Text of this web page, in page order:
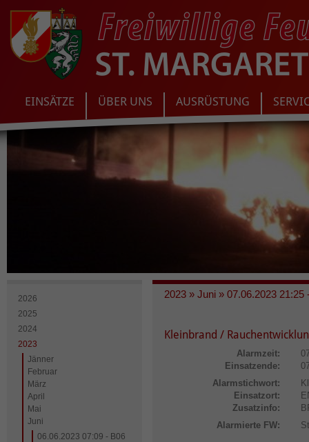
EINSÄTZE ÜBER UNS AUSRÜSTUNG
2026
2025
2024
2023
Jänner
Februar
März
April
Mai
Juni
06.06.2023 07:09 - B06
2023 » Juni » 07.06.2023 21:25
Kleinbrand /
Alarmzeit:
Einsatzende:
Alarmstichwort:
Einsatzort:
Zusatzinfo:
Alarmierte FW: